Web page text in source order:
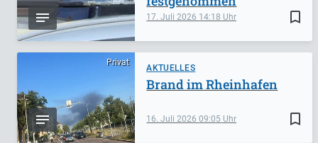
bookmark_border
17. Juli 2026 14:18
Privat
AKTUELLES
bookmark_border
16. Juli 202609:05
Brand im Rheinhafen